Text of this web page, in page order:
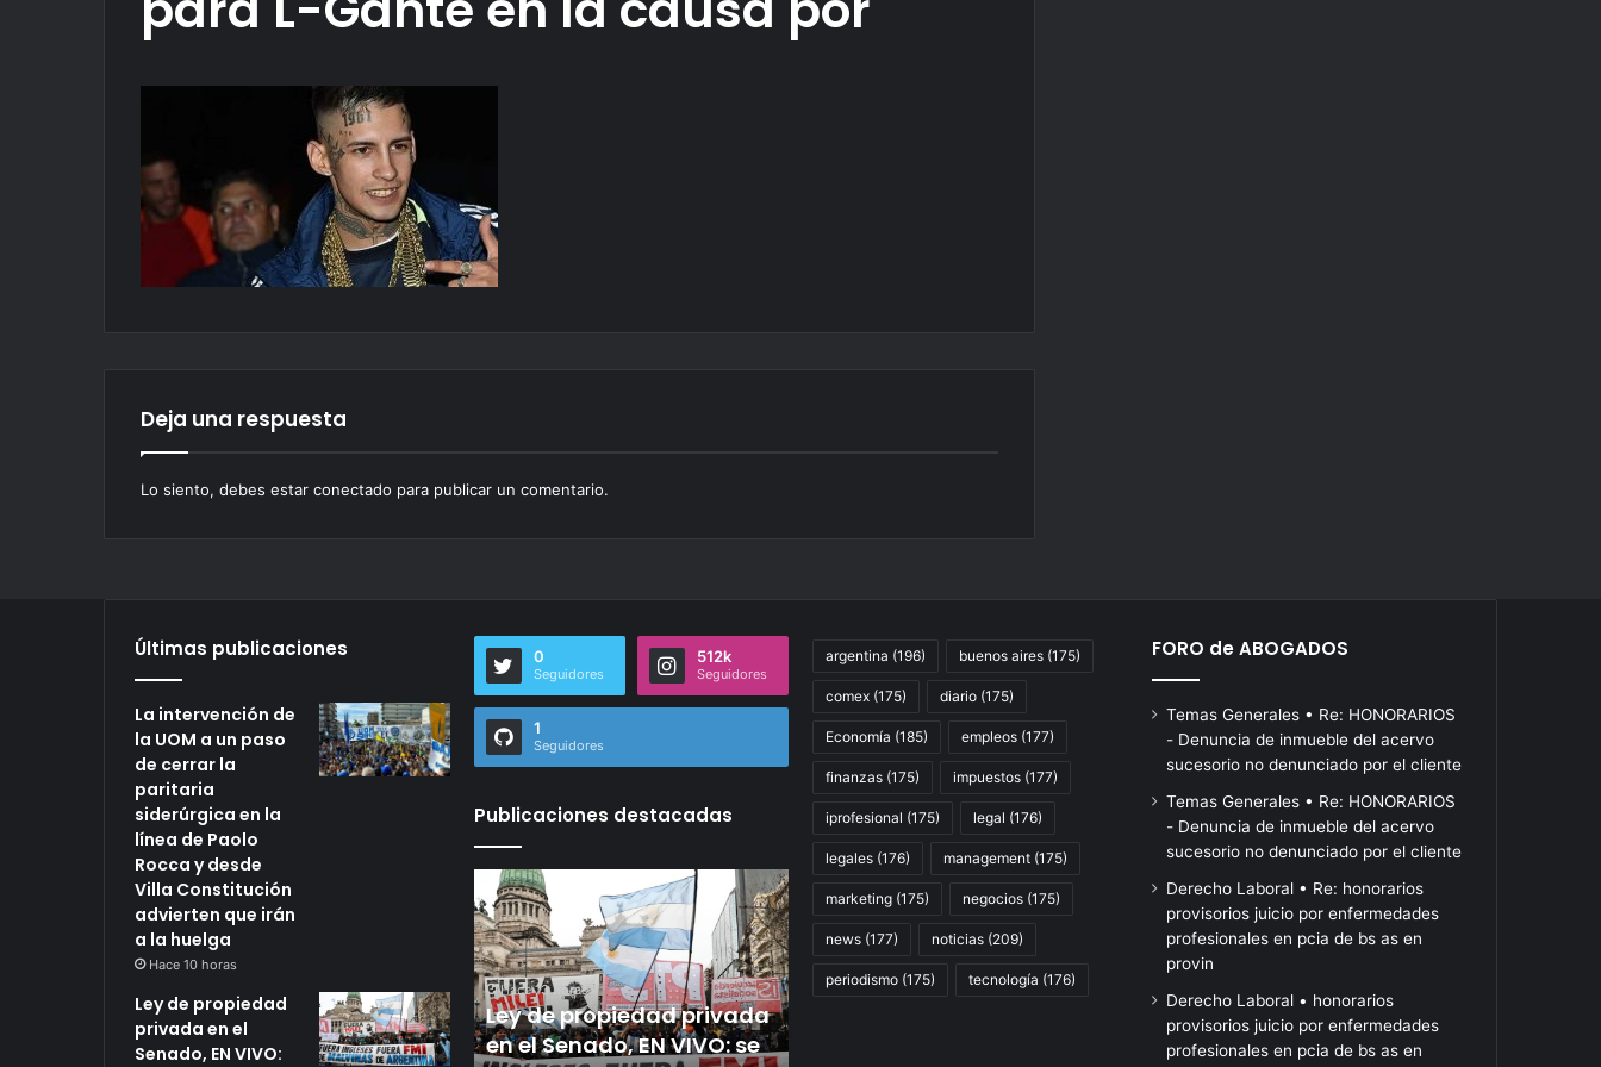
Deja una respuesta
Lo siento, debes estar conectado para publicar un comentario.
Últimas publicaciones
La intervención de
la UOM a un paso
de cerrar la
paritaria
siderúrgica en la
línea de Paolo
Rocca y desde
Villa Constitución
advierten que irán
a la huelga
Hace 10 horas
Ley de propiedad
privada en el
Senado, EN VIVO:
0
Seguidores
512k
Seguidores
1
Seguidores
Publicaciones destacadas
La
intervención
de
a
un
paso
Hace 10 horas
La intervención de la UOM
a un paso de cerrar la
paritaria siderúrgica en la
línea de Paolo Rocca y
desde Villa Constitución
de
propiedad
privada
en
el
Senado,
EN
Hace 13 horas
Ley de propiedad privada
en el Senado, EN VIVO: se
ATE
marchó
al
Congreso
contra
la
ley
que
ATE marchó al Congreso
movilización
Hace 16 horas
El FreSU convocó a
profundizar la
políticas de ajuste
durante la marcha al
un
de
cada
IDEA, ocho de
argentina (196) buenos aires (175)
comex (175) diario (175)
Economía (185) empleos (177)
finanzas (175) impuestos (177)
iprofesional (175) legal (176)
legales (176) management (175)
marketing (175) negocios (175)
news (177) noticias (209)
periodismo (175) tecnología (176)
FORO de ABOGADOS
Temas Generales • Re: HONORARIOS
- Denuncia de inmueble del acervo
sucesorio no denunciado por el cliente
Temas Generales • Re: HONORARIOS
- Denuncia de inmueble del acervo
sucesorio no denunciado por el cliente
Derecho Laboral • Re: honorarios
provisorios juicio por enfermedades
profesionales en pcia de bs as en
provin
Derecho Laboral • honorarios
provisorios juicio por enfermedades
profesionales en pcia de bs as en